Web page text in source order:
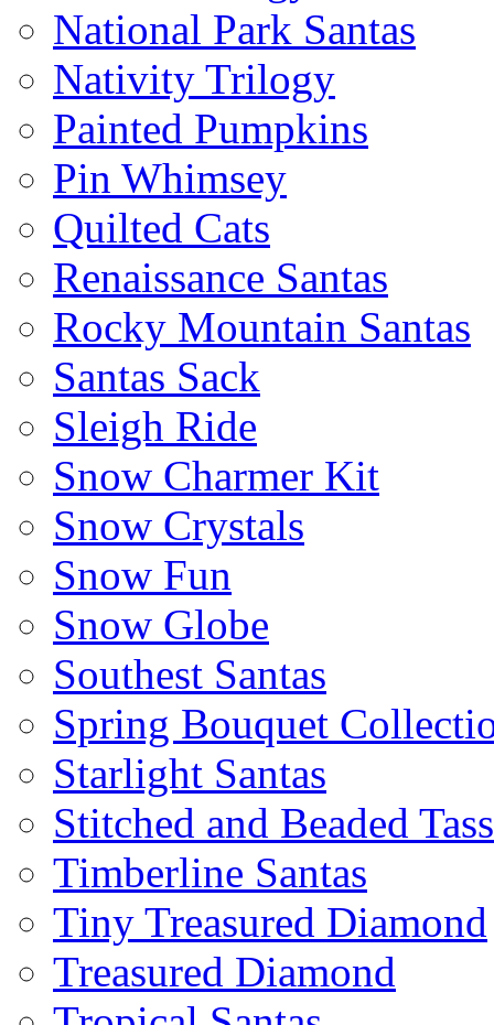
National Park Santas
Nativity Trilogy
Painted Pumpkins
Pin Whimsey
Quilted Cats
Renaissance Santas
Rocky Mountain Santas
Santas Sack
Sleigh Ride
Snow Charmer Kit
Snow Crystals
Snow Fun
Snow Globe
Southest Santas
Spring Bouquet
Starlight Santas
Stitched and Beaded
Timberline Santas
Tiny Treasured Diamond
Treasured Diamond